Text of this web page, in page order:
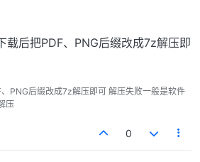
载后把PDF、PNG后缀改成7z解压即
PNG后缀改成7z解压即可 解压失败一般是软件
压
0